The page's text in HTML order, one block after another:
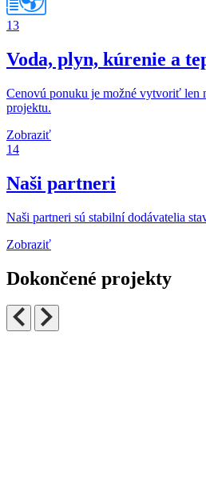
13
Voda, plyn, kúrenie a
Cenovú ponuku je možné vytvoriť len
projektu.
Zobraziť
14
Naši partneri
Naši partneri sú stabilní dodávatelia
Zobraziť
Dokončené projekty